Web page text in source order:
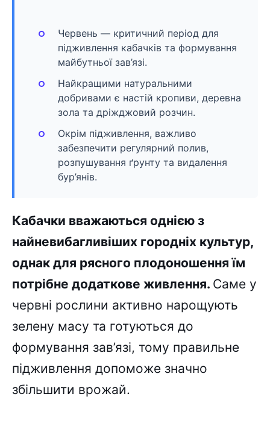
Червень — критичний період для
підживлення кабачків та формування
майбутньої зав’язі.
Найкращими натуральними
добривами є настій кропиви, деревна
зола та дріжджовий розчин.
Окрім підживлення, важливо
забезпечити регулярний полив,
розпушування ґрунту та видалення
бур’янів.
Кабачки вважаються однією з
найневибагливіших городніх культур,
однак для рясного плодоношення їм
потрібне додаткове живлення. Саме у
червні рослини активно нарощують
зелену масу та готуються до
формування зав’язі, тому правильне
підживлення допоможе значно
збільшити врожай.